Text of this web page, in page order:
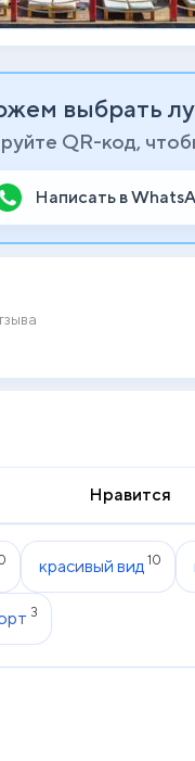
выбрать
QR-код,
Написать в
Нравится
красивый вид 10
3